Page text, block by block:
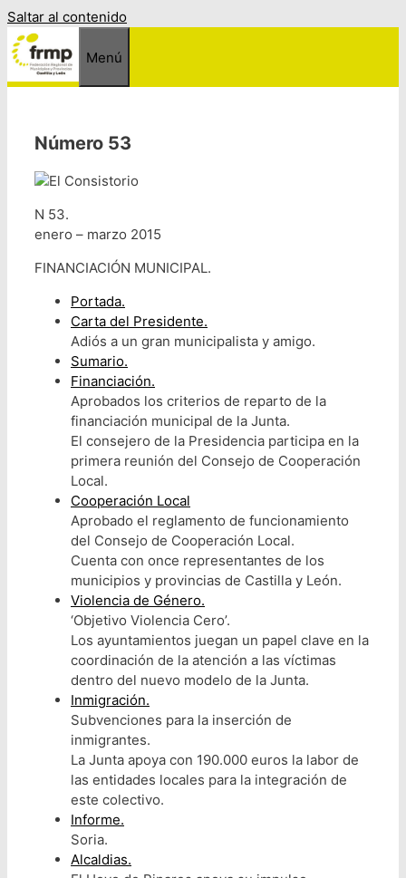
Saltar al contenido
Menú
Número 53
N 53.
enero – marzo 2015
FINANCIACIÓN MUNICIPAL.
Portada.
Carta del Presidente.
Adiós a un gran municipalista y amigo.
Sumario.
Financiación.
Aprobados los criterios de reparto de la
financiación municipal de la Junta.
El consejero de la Presidencia participa en la
primera reunión del Consejo de Cooperación
Local.
Cooperación Local
Aprobado el reglamento de funcionamiento
del Consejo de Cooperación Local.
Cuenta con once representantes de los
municipios y provincias de Castilla y León.
Violencia de Género.
‘Objetivo Violencia Cero’.
Los ayuntamientos juegan un papel clave en la
coordinación de la atención a las víctimas
dentro del nuevo modelo de la Junta.
Inmigración.
Subvenciones para la inserción de
inmigrantes.
La Junta apoya con 190.000 euros la labor de
las entidades locales para la integración de
este colectivo.
Informe.
Soria.
Alcaldias.